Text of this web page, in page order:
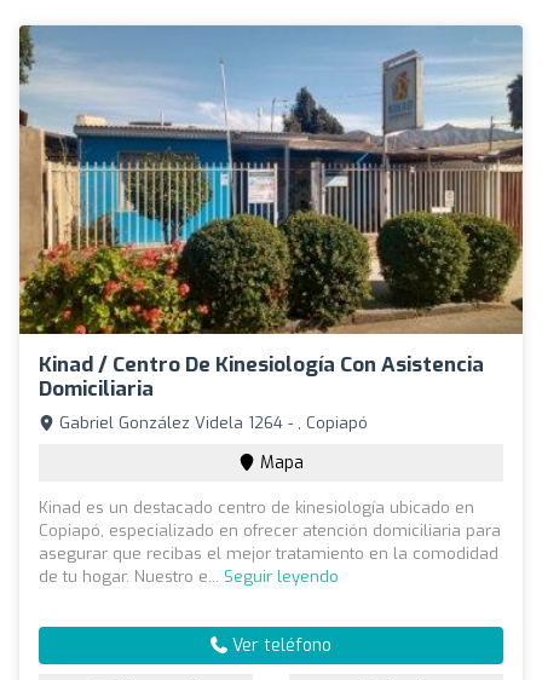
Kinad / Centro De Kinesiología Con Asistencia
Domiciliaria
Gabriel González Videla 1264 - , Copiapó
Mapa
Kinad es un destacado centro de kinesiología ubicado en
Copiapó, especializado en ofrecer atención domiciliaria para
asegurar que recibas el mejor tratamiento en la comodidad
de tu hogar. Nuestro e... Seguir leyendo
Ver teléfono